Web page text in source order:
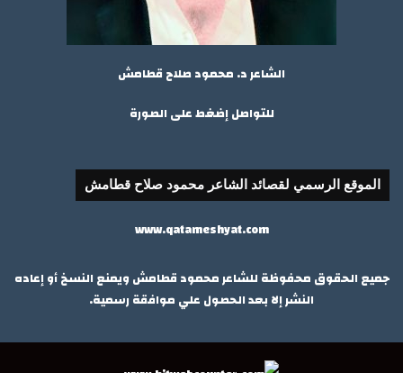
الشاعر د. محمود صلاح قطامش
للتواصل إضغط على الصورة
الموقع الرسمي لقصائد الشاعر محمود صلاح قطامش
www.qatameshyat.com
جميع الحقوق محفوظة للشاعر محمود قطامش ويمنع النسخ أو إعاده
النشر إلا بعد الحصول علي موافقة رسمية.